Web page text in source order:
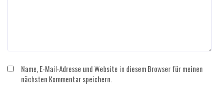
Name, E-Mail-Adresse und Website in diesem Browser für meinen
nächsten Kommentar speichern.